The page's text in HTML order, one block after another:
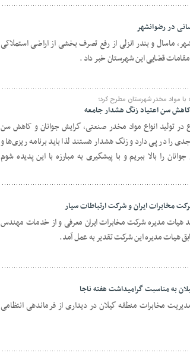
در رضوانشهر
ماسال و بندر انزلی از رفع تصرف بخشی از اراضی استملاکی
قضایی این شهرستان خبر داد .
با مواد مخدر شهرستان مطرح کرد؛
سن اعتیاد زنگ هشدار جامعه
تولید انواع مواد مخدر صنعتی، گرایش جوانان و کاهش سن
را در پی دارد و زنگ هشدار هستند لذا باید برنامه ریزی‌ها و
را بالا ببریم و با پیشگیری به مبارزه با این پدیده شوم
مخابرات ایران و شرکت ارتباطات سیار
هیات مدیره شرکت مخابرات ایران معرفی و از خدمات مهندس
هیات مدیره این شرکت تقدیر به عمل آمد.
به مناسبت گرامیداشت هفته ناجا
مخابرات منطقه گیلان در دیداری از فرماندهی انتظامی